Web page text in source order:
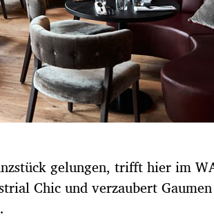
gelungen, trifft hier im
Chic und verzaubert